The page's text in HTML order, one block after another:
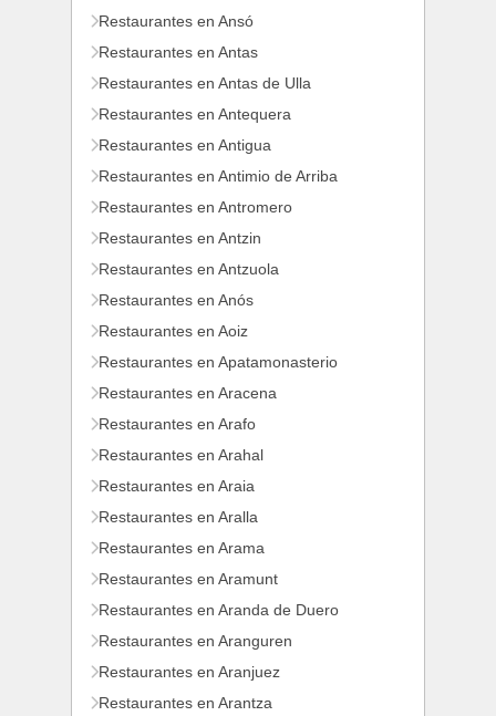
Restaurantes en Ansó
Restaurantes en Antas
Restaurantes en Antas de Ulla
Restaurantes en Antequera
Restaurantes en Antigua
Restaurantes en Antimio de Arriba
Restaurantes en Antromero
Restaurantes en Antzin
Restaurantes en Antzuola
Restaurantes en Anós
Restaurantes en Aoiz
Restaurantes en Apatamonasterio
Restaurantes en Aracena
Restaurantes en Arafo
Restaurantes en Arahal
Restaurantes en Araia
Restaurantes en Aralla
Restaurantes en Arama
Restaurantes en Aramunt
Restaurantes en Aranda de Duero
Restaurantes en Aranguren
Restaurantes en Aranjuez
Restaurantes en Arantza